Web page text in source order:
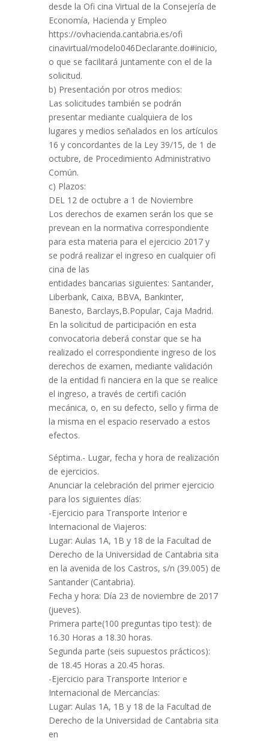
desde la Ofi cina Virtual de la Consejería de
Economía, Hacienda y Empleo
https://ovhacienda.cantabria.es/ofi
cinavirtual/modelo046Declarante.do#inicio,
o que se facilitará juntamente con el de la
solicitud.
b) Presentación por otros medios:
Las solicitudes también se podrán
presentar mediante cualquiera de los
lugares y medios señalados en los artículos
16 y concordantes de la Ley 39/15, de 1 de
octubre, de Procedimiento Administrativo
Común.
c) Plazos:
DEL 12 de octubre a 1 de Noviembre
Los derechos de examen serán los que se
prevean en la normativa correspondiente
para esta materia para el ejercicio 2017 y
se podrá realizar el ingreso en cualquier ofi
cina de las
entidades bancarias siguientes: Santander,
Liberbank, Caixa, BBVA, Bankinter,
Banesto, Barclays,B.Popular, Caja Madrid.
En la solicitud de participación en esta
convocatoria deberá constar que se ha
realizado el correspondiente ingreso de los
derechos de examen, mediante validación
de la entidad fi nanciera en la que se realice
el ingreso, a través de certifi cación
mecánica, o, en su defecto, sello y firma de
la misma en el espacio reservado a estos
efectos.
Séptima.- Lugar, fecha y hora de realización
de ejercicios.
Anunciar la celebración del primer ejercicio
para los siguientes días:
-Ejercicio para Transporte Interior e
Internacional de Viajeros:
Lugar: Aulas 1A, 1B y 18 de la Facultad de
Derecho de la Universidad de Cantabria sita
en la avenida de los Castros, s/n (39.005) de
Santander (Cantabria).
Fecha y hora: Día 23 de noviembre de 2017
(jueves).
Primera parte(100 preguntas tipo test): de
16.30 Horas a 18.30 horas.
Segunda parte (seis supuestos prácticos):
de 18.45 Horas a 20.45 horas.
-Ejercicio para Transporte Interior e
Internacional de Mercancías:
Lugar: Aulas 1A, 1B y 18 de la Facultad de
Derecho de la Universidad de Cantabria sita
en